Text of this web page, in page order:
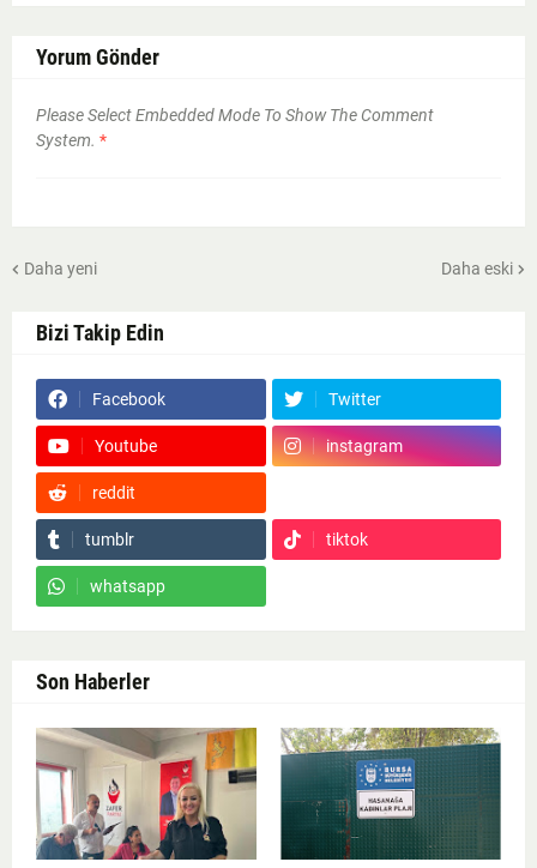
Yorum Gönder
Please Select Embedded Mode To Show The Comment
System. *
Daha yeni Daha eski
Bizi Takip Edin
Facebook Twitter
Youtube instagram
reddit
tumblr tiktok
whatsapp
Son Haberler